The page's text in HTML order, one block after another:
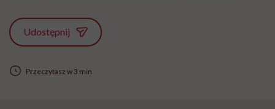
Udostępnij
Przeczytasz w 3 min